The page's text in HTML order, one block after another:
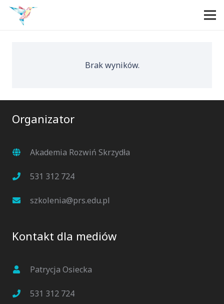
Brak wyników.
Organizator
Akademia Rozwiń Skrzydła
531 312 724
szkolenia@prs.edu.pl
Kontakt dla mediów
Patrycja Osiecka
531 312 724